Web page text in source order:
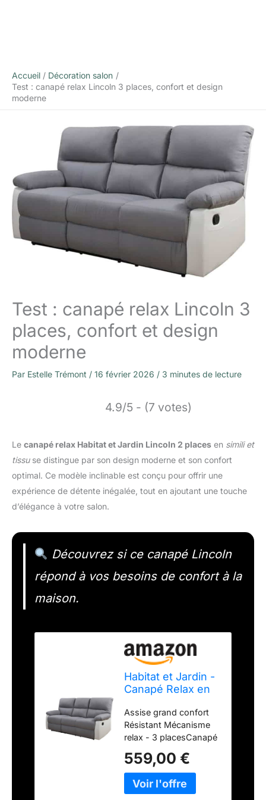
Accueil
Décoration salon
Test : canapé relax Lincoln 3 places, confort et design
moderne
Test : canapé relax Lincoln 3
places, confort et design
moderne
Par Estelle Trémont / 16 février 2026 / 3 minutes de lecture
4.9/5 - (7 votes)
Le canapé relax Habitat et Jardin Lincoln 2 places en simili et
tissuse distingue par son design moderne et son confort
optimal. Ce modèle inclinable est conçu pour offrir une
expérience de détente inégalée, tout en ajoutant une touche
d’élégance à votre salon.
Découvrez si ce canapé Lincoln
répond à vos besoins de confort à la
maison.
Habitat et Jardin -
Canapé Relax en
Lincoln 3 Places
Blanc et Gris Clair
- Fauteuil Relax
Design Moderne -
Canapé Inclinable
Résistant et
Confortable
Assise grand confort
Résistant Mécanisme
relax - 3 placesCanapé
tissu Bouton manuel
Rembourrage : Mousse
normale Capacité de
559,00 €